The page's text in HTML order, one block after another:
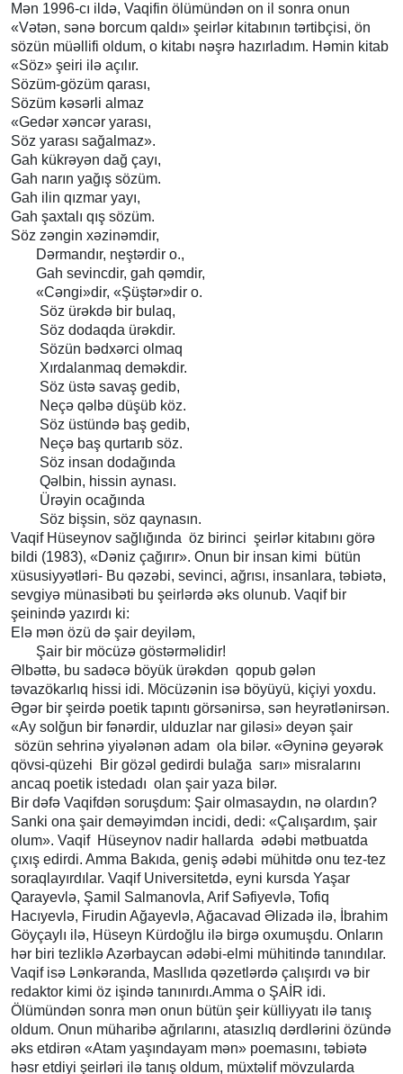
Mən 1996-cı ildə, Vaqifin ölümündən on il sonra onun
«Vətən, sənə borcum qaldı» şeirlər kitabının tərtibçisi, ön
sözün müəllifi oldum, o kitabı nəşrə hazırladım. Həmin kitab
«Söz» şeiri ilə açılır.
Sözüm-gözüm qarası,
Sözüm kəsərli almaz
«Gedər xəncər yarası,
Söz yarası sağalmaz».
Gah kükrəyən dağ çayı,
Gah narın yağış sözüm.
Gah ilin qızmar yayı,
Gah şaxtalı qış sözüm.
Söz zəngin xəzinəmdir,
Dərmandır, neştərdir o.,
Gah sevincdir, gah qəmdir,
«Cəngi»dir, «Şüştər»dir o.
Söz ürəkdə bir bulaq,
Söz dodaqda ürəkdir.
Sözün bədxərci olmaq
Xırdalanmaq deməkdir.
Söz üstə savaş gedib,
Neçə qəlbə düşüb köz.
Söz üstündə baş gedib,
Neçə baş qurtarıb söz.
Söz insan dodağında
Qəlbin, hissin aynası.
Ürəyin ocağında
Söz bişsin, söz qaynasın.
Vaqif Hüseynov sağlığında öz birinci şeirlər kitabını görə
bildi (1983), «Dəniz çağırır». Onun bir insan kimi bütün
xüsusiyyətləri- Bu qəzəbi, sevinci, ağrısı, insanlara, təbiətə,
sevgiyə münasibəti bu şeirlərdə əks olunub. Vaqif bir
şeinində yazırdı ki:
Elə mən özü də şair deyiləm,
Şair bir möcüzə göstərməlidir!
Əlbəttə, bu sadəcə böyük ürəkdən qopub gələn
təvazökarlıq hissi idi. Möcüzənin isə böyüyü, kiçiyi yoxdu.
Əgər bir şeirdə poetik tapıntı görsənirsə, sən heyrətlənirsən.
«Ay solğun bir fənərdir, ulduzlar nar giləsi» deyən şair
sözün sehrinə yiyələnən adam ola bilər. «Əyninə geyərək
qövsi-qüzehi Bir gözəl gedirdi bulağa sarı» misralarını
ancaq poetik istedadı olan şair yaza bilər.
Bir dəfə Vaqifdən soruşdum: Şair olmasaydın, nə olardın?
Sanki ona şair deməyimdən incidi, dedi: «Çalışardım, şair
olum». Vaqif Hüseynov nadir hallarda ədəbi mətbuatda
çıxış edirdi. Amma Bakıda, geniş ədəbi mühitdə onu tez-tez
soraqlayırdılar. Vaqif Universitetdə, eyni kursda Yaşar
Qarayevlə, Şamil Salmanovla, Arif Səfiyevlə, Tofiq
Hacıyevlə, Firudin Ağayevlə, Ağacavad Əlizadə ilə, İbrahim
Göyçaylı ilə, Hüseyn Kürdoğlu ilə birgə oxumuşdu. Onların
hər biri tezliklə Azərbaycan ədəbi-elmi mühitində tanındılar.
Vaqif isə Lənkəranda, Masllıda qəzetlərdə çalışırdı və bir
redaktor kimi öz işində tanınırdı.Amma o ŞAİR idi.
Ölümündən sonra mən onun bütün şeir külliyyatı ilə tanış
oldum. Onun müharibə ağrılarını, atasızlıq dərdlərini özündə
əks etdirən «Atam yaşındayam mən» poemasını, təbiətə
həsr etdiyi şeirləri ilə tanış oldum, müxtəlif mövzularda